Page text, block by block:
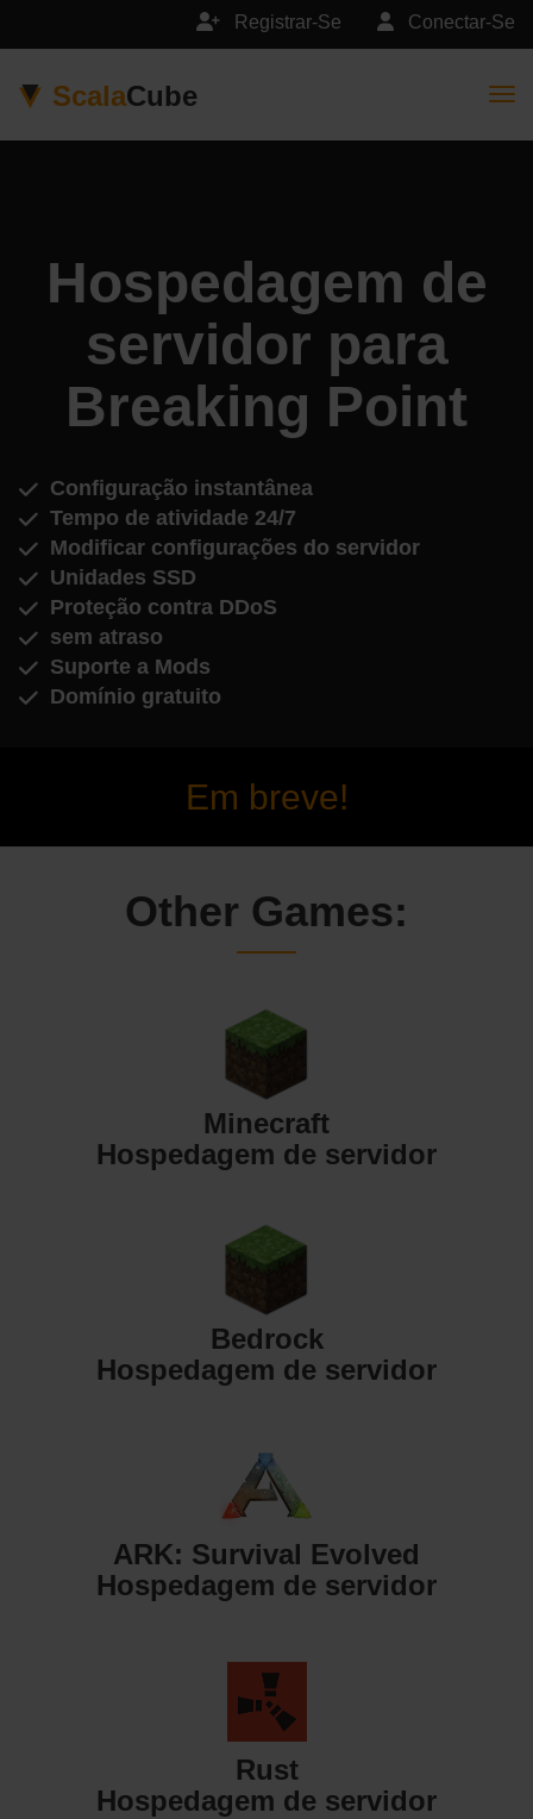
Conectar-Se
Registrar-Se
ScalaCube
Hospedagem de
servidor para
Breaking Point
Configuração instantânea
Tempo de atividade 24/7
Modificar configurações do servidor
Unidades SSD
Proteção contra DDoS
sem atraso
Suporte a Mods
Domínio gratuito
Em breve!
Other Games:
Minecraft
Hospedagem de servidor
Bedrock
Hospedagem de servidor
ARK: Survival Evolved
Hospedagem de servidor
Rust
Hospedagem de servidor